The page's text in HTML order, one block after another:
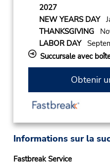
2027
NEW YEARS DAY
THANKSGIVING
LABOR DAY
Succursale avec
Obtenir
Informations sur la
Fastbreak Service